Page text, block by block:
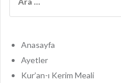
a
a
Anasayfa
Ayetler
Kur’an-ı Kerim Meali